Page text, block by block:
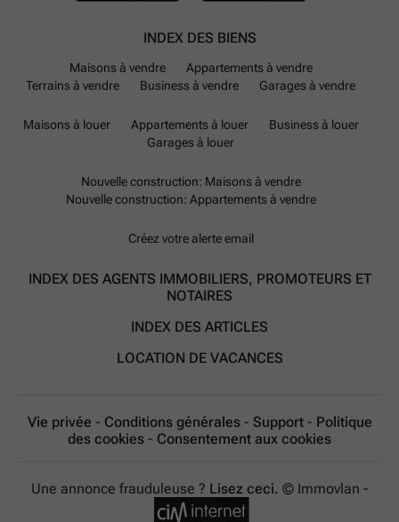
INDEX DES BIENS
Maisons à vendre
Appartements à vendre
Terrains à vendre
Business à vendre Garages à vendre
Maisons à louer Appartements à louer
Business à louer
Garages à louer
Nouvelle construction: Maisons à vendre
Nouvelle construction: Appartements à vendre
Créez votre alerte email
INDEX DES AGENTS IMMOBILIERS, PROMOTEURS ET
NOTAIRES
INDEX DES ARTICLES
LOCATION DE VACANCES
Vie privée - Conditions générales - Support - Politique
des cookies - Consentement aux cookies
Une annonce frauduleuse ? Lisez ceci. © Immovlan -